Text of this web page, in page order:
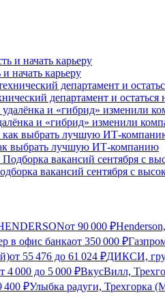
начать карьеру
департамент и остаться
и «гибрид» изменили
выбрать лучшую ИТ-компанию
вакансий сентября с
от 90 000 ₽
в офис банкаот 350 000 ₽
от 55 476 до 61 024 ₽ДИКСИ,
4 000 до 5 000 ₽ВкусВилл,
400 ₽Улыбка радуги, Трехгорка